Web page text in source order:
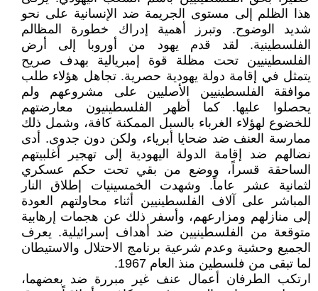
هذا الظلم إلى مستوى الجريمة ضد الإنسانية على نحو
شديد الوضوح. وتبرز أهمية إدراك خطورة المظالم
الفلسطينية. لقد قدم يهود من أوروبا إلى أرض
الفلسطينيين تحت مظلة قوة إمبريالية بهدف صريح
يتمثل في إقامة دولة يهودية حصرية. تجاهل هؤلاء طلب
موافقة الفلسطينيين الأصليين على مشروعهم ولم
يحصلوا عليها. كما أظهر الفلسطينيون معارضتهم
للخضوع لهؤلاء الغرباء بالسبل الممكنة كافة، وشمل ذلك
ممارسة العنف ضد ضحايا أبرياء، ولكن دون جدوى. أدى
نضالهم ضد إقامة الدولة اليهودية إلى تهجير أغلبيتهم
الساحقة قسراً، ووضع من بقي تحت حكم عسكري
لثمانية عشر عاماً. وشهدت الخمسينيات إطلاق النار
المباشر على آلاف الفلسطينيين أثناء محاولتهم العودة
إلى منازلهم ومزارعهم، وأسفر ذلك عن هجمات إرهابية
متوقعة من الفلسطينيين ضد أهداف إسرائيلية. يعرف
الجميع وحشية وعدم شرعية برنامج الاحتلال والاستيطان
لما تبقى من فلسطين منذ العام 1967.
ارتكب الطرفان أعمال عنف غير مبررة ضد بعضهما،